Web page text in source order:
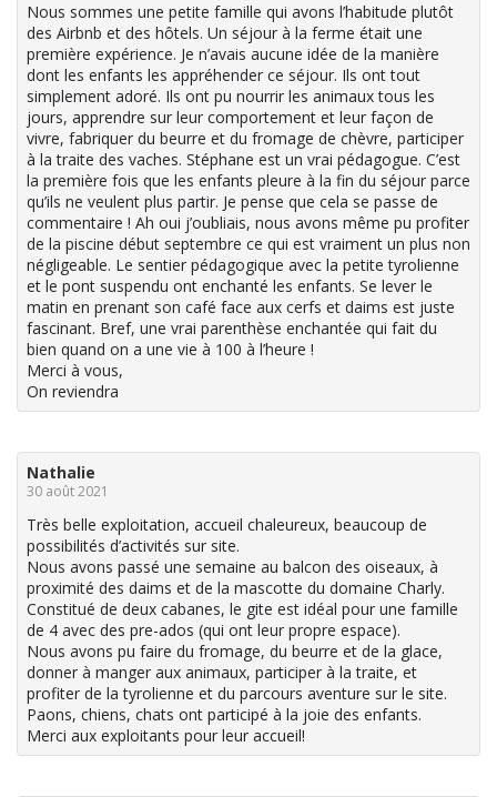
Nous sommes une petite famille qui avons l’habitude plutôt
des Airbnb et des hôtels. Un séjour à la ferme était une
première expérience. Je n’avais aucune idée de la manière
dont les enfants les appréhender ce séjour. Ils ont tout
simplement adoré. Ils ont pu nourrir les animaux tous les
jours, apprendre sur leur comportement et leur façon de
vivre, fabriquer du beurre et du fromage de chèvre, participer
à la traite des vaches. Stéphane est un vrai pédagogue. C’est
la première fois que les enfants pleure à la fin du séjour parce
qu’ils ne veulent plus partir. Je pense que cela se passe de
commentaire ! Ah oui j’oubliais, nous avons même pu profiter
de la piscine début septembre ce qui est vraiment un plus non
négligeable. Le sentier pédagogique avec la petite tyrolienne
et le pont suspendu ont enchanté les enfants. Se lever le
matin en prenant son café face aux cerfs et daims est juste
fascinant. Bref, une vrai parenthèse enchantée qui fait du
bien quand on a une vie à 100 à l’heure !
Merci à vous,
On reviendra
Nathalie
30 août 2021
Très belle exploitation, accueil chaleureux, beaucoup de
possibilités d’activités sur site.
Nous avons passé une semaine au balcon des oiseaux, à
proximité des daims et de la mascotte du domaine Charly.
Constitué de deux cabanes, le gite est idéal pour une famille
de 4 avec des pre-ados (qui ont leur propre espace).
Nous avons pu faire du fromage, du beurre et de la glace,
donner à manger aux animaux, participer à la traite, et
profiter de la tyrolienne et du parcours aventure sur le site.
Paons, chiens, chats ont participé à la joie des enfants.
Merci aux exploitants pour leur accueil!